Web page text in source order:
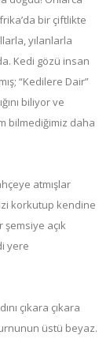
bir çiftlikte
yılanlarla
Kedi gözü insan
“Kedilere Dair”
biliyor ve
bilmediğimiz daha
atmışlar
korkutup kendine
açık
yere
çıkara çıkara
üstü beyaz.